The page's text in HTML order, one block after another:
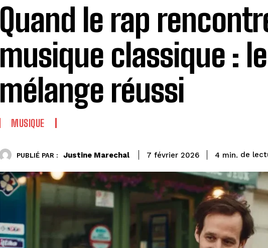
Quand le rap
musique classique : le
mélange réussi
MUSIQUE
PUBLIÉ PAR : Justine Marechal 7 février 2026 4 min. de